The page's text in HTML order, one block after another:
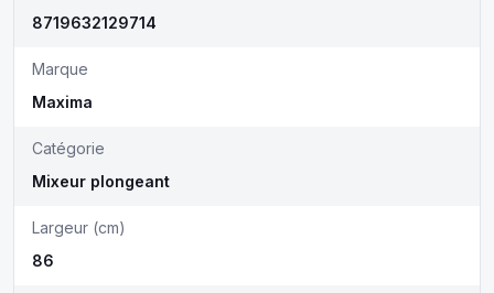
8719632129714
Marque
Maxima
Catégorie
Mixeur plongeant
Largeur (cm)
86